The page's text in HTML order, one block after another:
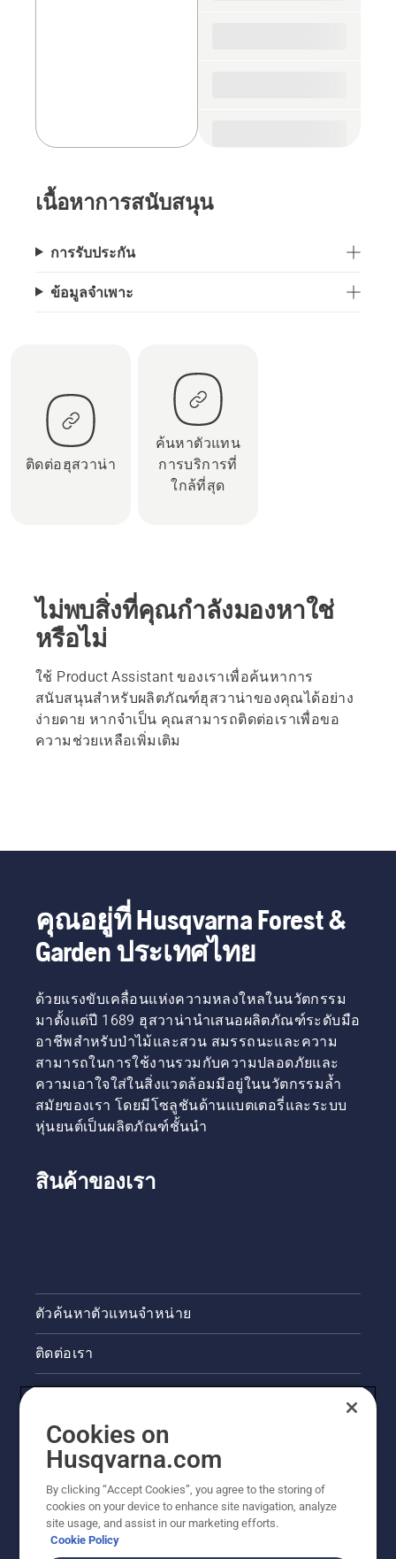
เนื้อหาการสนับสนุน
การรับประกัน
ข้อมูลจำเพาะ
ติดต่อฮุสวาน่า
ค้นหาตัวแทน
การบริการที่
ใกล้ที่สุด
ไม่พบสิ่งที่คุณกำลังมองหาใช่
หรือไม่
ใช้ Product Assistant ของเราเพื่อค้นหาการ
สนับสนุนสำหรับผลิตภัณฑ์ฮุสวาน่าของคุณได้อย่าง
ง่ายดาย หากจำเป็น คุณสามารถติดต่อเราเพื่อขอ
ความช่วยเหลือเพิ่มเติม
คุณอยู่ที่ Husqvarna Forest &
Garden ประเทศไทย
ด้วยแรงขับเคลื่อนแห่งความหลงใหลในนวัตกรรม
มาตั้งแต่ปี 1689 ฮุสวาน่านำเสนอผลิตภัณฑ์ระดับมือ
อาชีพสำหรับป่าไม้และสวน สมรรถนะและความ
สามารถในการใช้งานรวมกับความปลอดภัยและ
ความเอาใจใส่ในสิ่งแวดล้อมมีอยู่ในนวัตกรรมล้ำ
สมัยของเรา โดยมีโซลูชันด้านแบตเตอรี่และระบบ
หุ่นยนต์เป็นผลิตภัณฑ์ชั้นนำ
สินค้าของเรา
ตัวค้นหาตัวแทนจำหน่าย
ติดต่อเรา
ข่าวสารและกิจกรรม
ข้อมูลผลิตภัณฑ์ทางกฎหมาย
ไซต์ฮุสวาน่าอื่นๆ
Cookies on
Husqvarna.com
By clicking “Accept Cookies”, you agree to the storing of
cookies on your device to enhance site navigation, analyze
site usage, and assist in our marketing efforts.
Cookie Policy